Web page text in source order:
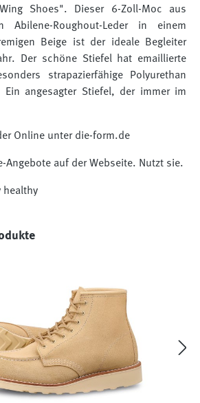
Shoes". Dieser 6-Zoll-Moc aus
Abilene-Roughout-Leder in einem
Beige ist der ideale Begleiter
Der schöne Stiefel hat emaillierte
strapazierfähige Polyurethan
Ein angesagter Stiefel, der immer im
Online unter die-form.de
Angebote auf der Webseite. Nutzt sie.
healthy